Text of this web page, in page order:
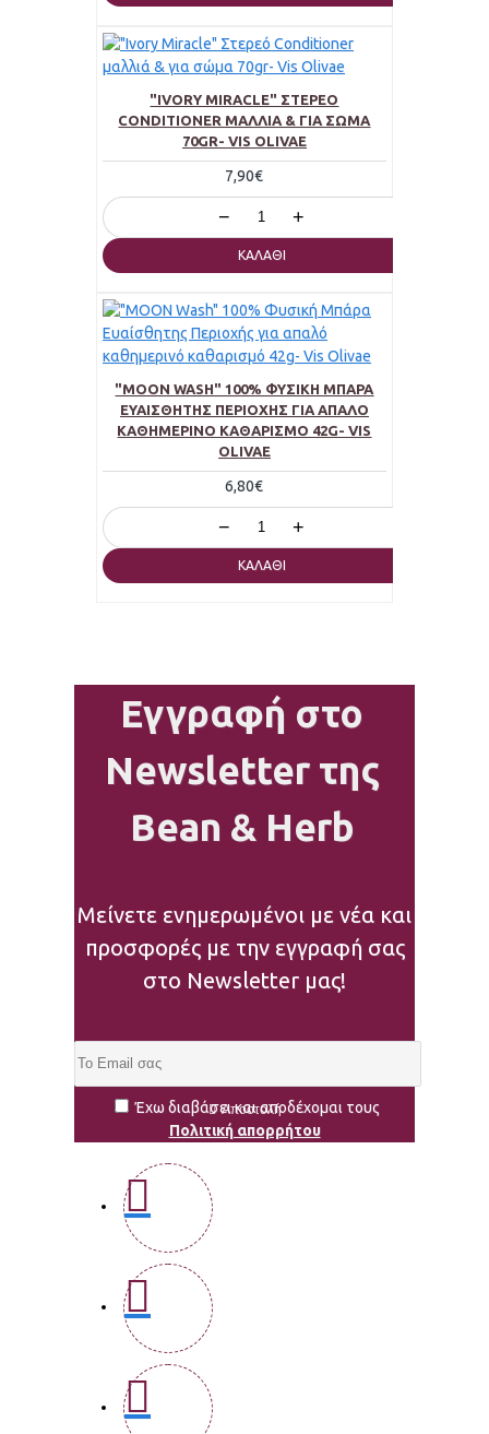
"IVORY MIRACLE" ΣΤΕΡΕΌ
CONDITIONER ΜΑΛΛΙΆ & ΓΙΑ ΣΏΜΑ
70GR- VIS OLIVAE
7,90€
− +
ΚΑΛΆΘΙ
"MOON WASH" 100% ΦΥΣΙΚΉ ΜΠΆΡΑ
ΕΥΑΊΣΘΗΤΗΣ ΠΕΡΙΟΧΉΣ ΓΙΑ ΑΠΑΛΌ
ΚΑΘΗΜΕΡΙΝΌ ΚΑΘΑΡΙΣΜΌ 42G- VIS
OLIVAE
6,80€
− +
ΚΑΛΆΘΙ
Εγγραφή στο
Newsletter της
Bean & Herb
Μείνετε ενημερωμένοι με νέα και
προσφορές με την εγγραφή σας
στο Newsletter μας!
Αποστολή
Έχω διαβάσει και αποδέχομαι τους
Πολιτική απορρήτου